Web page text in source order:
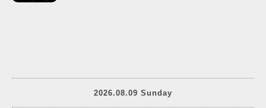
2026.08.09 Sunday